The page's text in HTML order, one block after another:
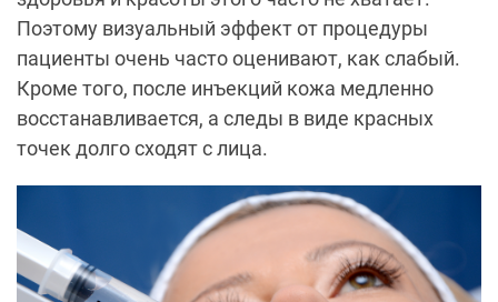
Поэтому визуальный эффект от процедуры
пациенты очень часто оценивают, как слабый.
Кроме того, после инъекций кожа медленно
восстанавливается, а следы в виде красных
точек долго сходят с лица.